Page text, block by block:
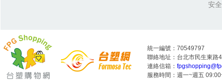
安
統一編號：70549797
聯絡地址：台北市民生東路
連絡信箱：
服務時間：週一~週五